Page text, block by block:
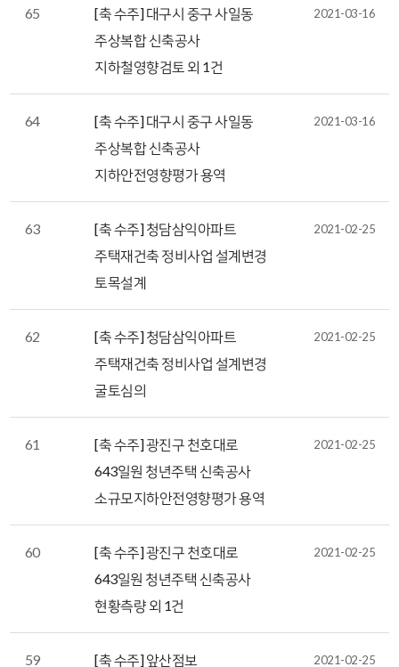
65
[축 수주] 대구시 중구 사일동
주상복합 신축공사
지하철영향검토 외 1건
2021-03-16
64
[축 수주] 대구시 중구 사일동
주상복합 신축공사
지하안전영향평가 용역
2021-03-16
63
[축 수주] 청담삼익아파트
주택재건축 정비사업 설계변경
토목설계
2021-02-25
62
[축 수주] 청담삼익아파트
주택재건축 정비사업 설계변경
굴토심의
2021-02-25
61
[축 수주] 광진구 천호대로
643일원 청년주택 신축공사
소규모지하안전영향평가 용역
2021-02-25
60
[축 수주] 광진구 천호대로
643일원 청년주택 신축공사
현황측량 외 1건
2021-02-25
59
[축 수주] 앞산점보
2021-02-25